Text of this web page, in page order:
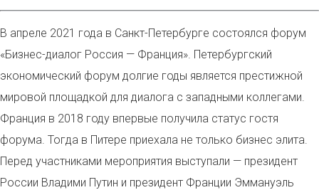
В апреле 2021 года в Санкт-Петербурге состоялся форум
«Бизнес-диалог Россия — Франция». Петербургский
экономический форум долгие годы является престижной
мировой площадкой для диалога с западными коллегами.
Франция в 2018 году впервые получила статус гостя
форума. Тогда в Питере приехала не только бизнес элита.
Перед участниками мероприятия выступали — президент
России Владими Путин и президент Франции Эммануэль